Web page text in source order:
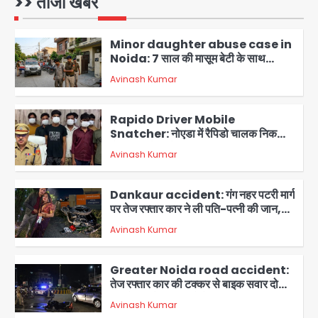
1
पहुंचीं
2
Minor daughter abuse case in
Noida: 7 साल की मासूम बेटी के साथ
अश्लील हरकत करने वाले पिता को मां ने रंगेहाथ
पकड़ा, पुलिस ने किया गिरफ्तार
Avinash Kumar
3
Rapido Driver Mobile
Snatcher: नोएडा में रैपिडो चालक निकला
मोबाइल स्नैचर गैंग का मास्टरमाइंड, जीरा-बॉल
बेचने वालों को बेचता था चोरी के फोन; 8
गिरफ्तार, 98 मोबाइल और 450 पार्ट्स बरामद
Avinash Kumar
4
Dankaur accident: गंग नहर पटरी मार्ग
पर तेज रफ्तार कार ने ली पति-पत्नी की जान,
गांव में मातम
Avinash Kumar
5
Greater Noida road accident:
तेज रफ्तार कार की टक्कर से बाइक सवार दो
युवकों की मौत, परिवारों में मातम
Avinash Kumar